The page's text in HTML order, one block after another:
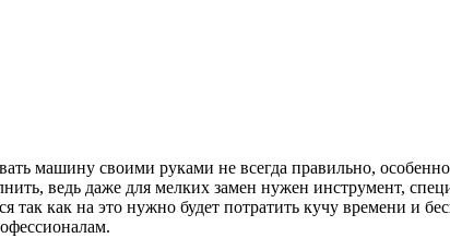
машину своими руками не всегда правильно,
ведь даже для мелких замен нужен инструмент,
так как на это нужно будет потратить кучу времени и